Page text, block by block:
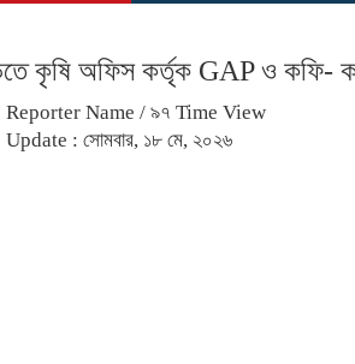
কৃষি অফিস কর্তৃক GAP ও কফি-
Reporter Name / ৯৭ Time View
Update : সোমবার, ১৮ মে, ২০২৬